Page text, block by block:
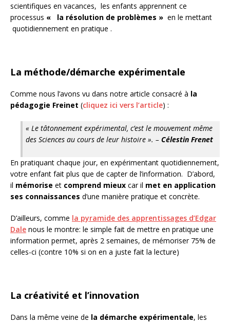
scientifiques en vacances, les enfants apprennent ce
processus « la résolution de problèmes » en le mettant
quotidiennement en pratique .
La méthode/démarche expérimentale
Comme nous l’avons vu dans notre article consacré à la
pédagogie Freinet (cliquez ici vers l’article) :
« Le tâtonnement expérimental, c’est le mouvement même
des Sciences au cours de leur histoire ». – Célestin Frenet
En pratiquant chaque jour, en expérimentant quotidiennement,
votre enfant fait plus que de capter de l’information. D’abord,
il mémorise et comprend mieux car il met en application
ses connaissances d’une manière pratique et concrète.
D’ailleurs, comme la pyramide des apprentissages d’Edgar
Dale nous le montre: le simple fait de mettre en pratique une
information permet, après 2 semaines, de mémoriser 75% de
celles-ci (contre 10% si on en a juste fait la lecture)
La créativité et l’innovation
Dans la même veine de la démarche expérimentale, les